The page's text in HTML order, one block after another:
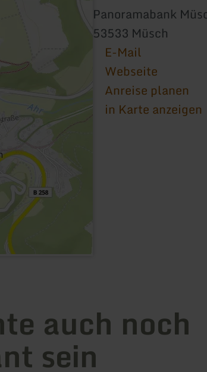
Panoramabank
53533 Müsch
E-Mail
Webseite
Anreise planen
in Karte anzeigen
auch noch
sein